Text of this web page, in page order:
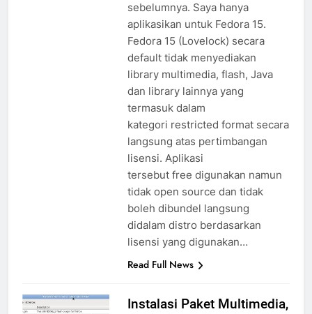
sebelumnya. Saya hanya
aplikasikan untuk Fedora 15.
Fedora 15 (Lovelock) secara
default tidak menyediakan
library multimedia, flash, Java
dan library lainnya yang
termasuk dalam
kategori restricted format secara
langsung atas pertimbangan
lisensi. Aplikasi
tersebut free digunakan namun
tidak open source dan tidak
boleh dibundel langsung
didalam distro berdasarkan
lisensi yang digunakan…
Read Full News
Instalasi Paket Multimedia,